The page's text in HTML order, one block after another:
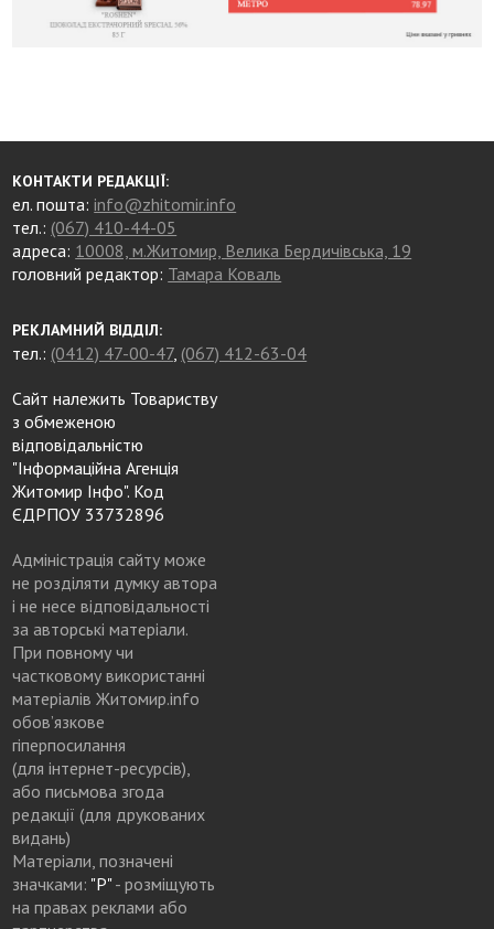
КОНТАКТИ РЕДАКЦІЇ:
ел. пошта:info@zhitomir.info
тел.: (067) 410-44-05
адреса: 10008, м.Житомир, Велика Бердичівська, 19
головний редактор: Тамара Коваль
РЕКЛАМНИЙ ВІДДІЛ:
тел.: (0412) 47-00-47, (067) 412-63-04
Сайт належить Товариству
з обмеженою
відповідальністю
"Інформаційна Агенція
Житомир Інфо". Код
ЄДРПОУ 33732896
Адміністрація сайту може
не розділяти думку автора
і не несе відповідальності
за авторські матеріали.
При повному чи
частковому використанні
матеріалів Житомир.info
обов’язкове
гіперпосилання
(для інтернет-ресурсів),
або письмова згода
редакції (для друкованих
видань)
Матеріали, позначені
значками: "Р"- розміщують
на правах реклами або